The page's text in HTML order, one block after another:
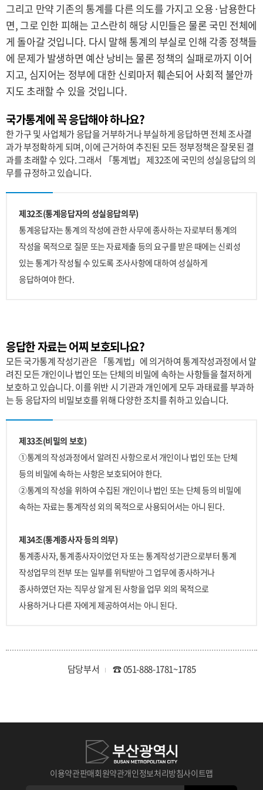
그리고 만약 기존의 통계를 다른 의도를 가지고 오용·남용한다
면, 그로 인한 피해는 고스란히 해당 시민들은 물론 국민 전체에
게 돌아갈 것입니다. 다시 말해 통계의 부실로 인해 각종 정책들
에 문제가 발생하면 예산 낭비는 물론 정책의 실패로까지 이어
지고, 심지어는 정부에 대한 신뢰마저 훼손되어 사회적 불안까
지도 초래할 수 있을 것입니다.
국가통계에 꼭 응답해야 하나요?
한 가구 및 사업체가 응답을 거부하거나 부실하게 응답하면 전체 조사결
과가 부정확하게 되며, 이에 근거하여 추진된 모든 정부정책은 잘못된 결
과를 초래할 수 있다. 그래서 「통계법」 제32조에 국민의 성실응답의 의
무를 규정하고 있습니다.
제32조(통계응답자의 성실응답의무)
통계응답자는 통계의 작성에 관한 사무에 종사하는 자로부터 통계의
작성을 목적으로 질문 또는 자료제출 등의 요구를 받은 때에는 신뢰성
있는 통계가 작성될 수 있도록 조사사항에 대하여 성실하게
응답하여야 한다.
응답한 자료는 어찌 보호되나요?
모든 국가통계 작성기관은 「통계법」에 의거하여 통계작성과정에서 알
려진 모든 개인이나 법인 또는 단체의 비밀에 속하는 사항들을 철저하게
보호하고 있습니다. 이를 위반 시 기관과 개인에게 모두 과태료를 부과하
는 등 응답자의 비밀보호를 위해 다양한 조치를 취하고 있습니다.
제33조(비밀의 보호)
①통계의 작성과정에서 알려진 사항으로서 개인이나 법인 또는 단체
등의 비밀에 속하는 사항은 보호되어야 한다.
②통계의 작성을 위하여 수집된 개인이나 법인 또는 단체 등의 비밀에
속하는 자료는 통계작성 외의 목적으로 사용되어서는 아니 된다.
제34조(통계종사자 등의 의무)
통계종사자, 통계종사자이었던 자 또는 통계작성기관으로부터 통계
작성업무의 전부 또는 일부를 위탁받아 그 업무에 종사하거나
종사하였던 자는 직무상 알게 된 사항을 업무 외의 목적으로
사용하거나 다른 자에게 제공하여서는 아니 된다.
담당부서 ☎ 051-888-1781~1785
이용약관판매회원약관개인정보처리방침사이트맵